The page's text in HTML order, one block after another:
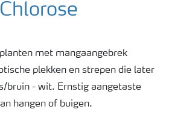
planten met mangaangebrek
plekken en strepen die later
bruin - wit. Ernstig aangetaste
hangen of buigen.